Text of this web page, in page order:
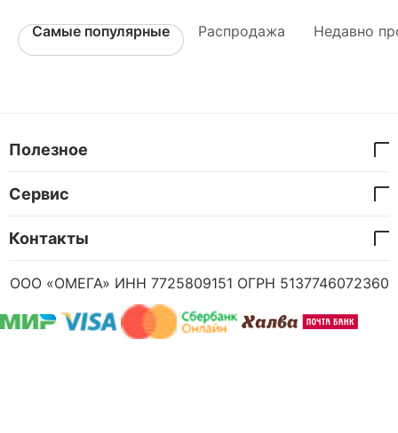
Самые популярные Распродажа Недавно
Полезное
Сервис
Контакты
ООО «ОМЕГА» ИНН 7725809151 ОГРН 5137746072360